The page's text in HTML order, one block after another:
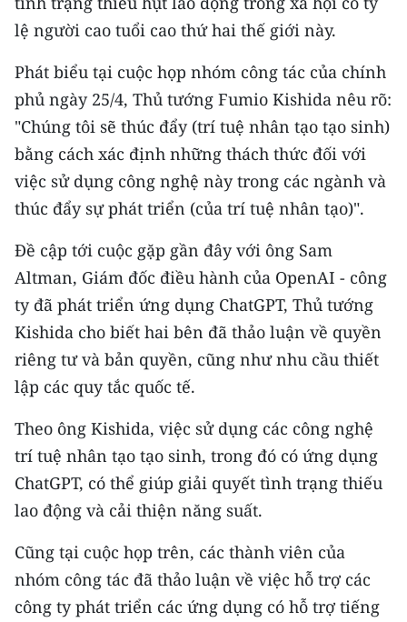
CHƯƠNG TRÌNH OCOP - MỖI XÃ
MỘT SẢN PHẨM
RADIO
MEDIA CENTER
E-Magazine
Video
Media Chính trị
Media Kinh tế
Media Văn hóa
Media Xã hội
Media Du lịch
Media Thế giới
Media Giáo dục
Media Y tế
lệ người cao tuổi cao thứ hai thế giới này.
Phát biểu tại cuộc họp nhóm công tác của chính
phủ ngày 25/4, Thủ tướng Fumio Kishida nêu rõ:
"Chúng tôi sẽ thúc đẩy (trí tuệ nhân tạo tạo sinh)
bằng cách xác định những thách thức đối với
việc sử dụng công nghệ này trong các ngành và
thúc đẩy sự phát triển (của trí tuệ nhân tạo)".
Đề cập tới cuộc gặp gần đây với ông Sam
Altman, Giám đốc điều hành của OpenAI - công
ty đã phát triển ứng dụng ChatGPT, Thủ tướng
Kishida cho biết hai bên đã thảo luận về quyền
riêng tư và bản quyền, cũng như nhu cầu thiết
lập các quy tắc quốc tế.
Theo ông Kishida, việc sử dụng các công nghệ
trí tuệ nhân tạo tạo sinh, trong đó có ứng dụng
ChatGPT, có thể giúp giải quyết tình trạng thiếu
lao động và cải thiện năng suất.
Cũng tại cuộc họp trên, các thành viên của
nhóm công tác đã thảo luận về việc hỗ trợ các
công ty phát triển các ứng dụng có hỗ trợ tiếng